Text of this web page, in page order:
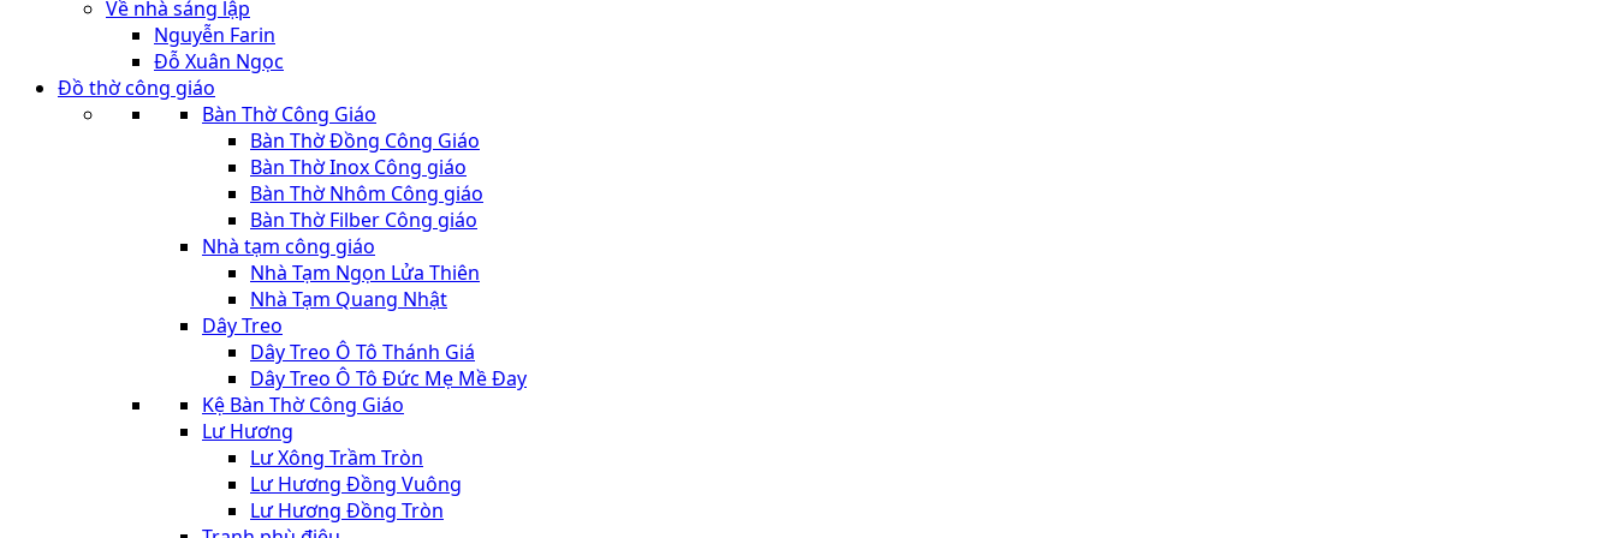
Về nhà sáng lập
Nguyễn Farin
Đỗ Xuân Ngọc
Đồ thờ công giáo
Bàn Thờ Công Giáo
Bàn Thờ Đồng Công Giáo
Bàn Thờ Inox Công giáo
Bàn Thờ Nhôm Công giáo
Bàn Thờ Filber Công giáo
Nhà tạm công giáo
Nhà Tạm Ngọn Lửa Thiên
Nhà Tạm Quang Nhật
Dây Treo
Dây Treo Ô Tô Thánh Giá
Dây Treo Ô Tô Đức Mẹ Mề Đay
Kệ Bàn Thờ Công Giáo
Lư Hương
Lư Xông Trầm Tròn
Lư Hương Đồng Vuông
Lư Hương Đồng Tròn